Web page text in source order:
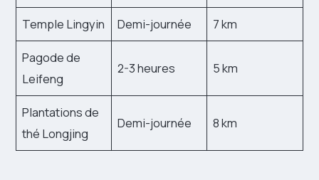
Temple Lingyin Demi-journée 7 km
Pagode de
Leifeng
2-3 heures 5 km
Plantations de
thé Longjing
Demi-journée 8 km